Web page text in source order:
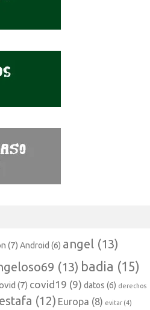
(7) Android (6) angel (13)
(13) badia (15)
(7) covid19 (9) datos (6) derechos
estafa (12) Europa (8) evitar (4)